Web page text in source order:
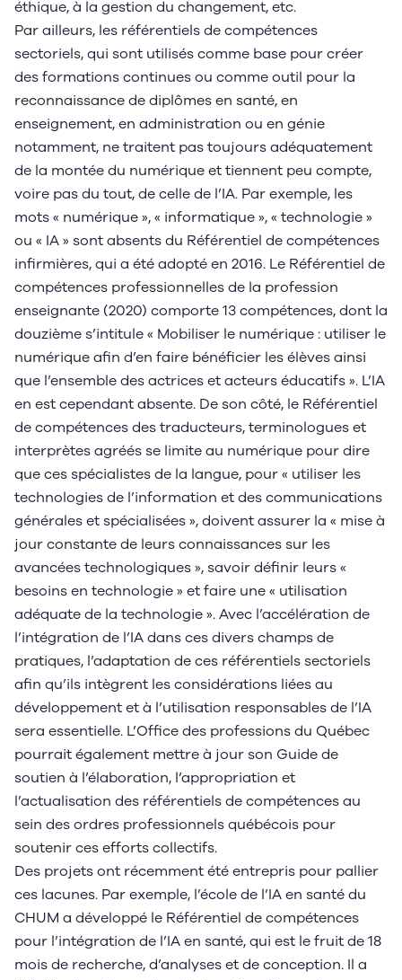
éthique, à la gestion du changement, etc.
Par ailleurs, les référentiels de compétences
sectoriels, qui sont utilisés comme base pour créer
des formations continues ou comme outil pour la
reconnaissance de diplômes en santé, en
enseignement, en administration ou en génie
notamment, ne traitent pas toujours adéquatement
de la montée du numérique et tiennent peu compte,
voire pas du tout, de celle de l’IA. Par exemple, les
mots « numérique », « informatique », « technologie »
ou « IA » sont absents du Référentiel de compétences
infirmières, qui a été adopté en 2016. Le Référentiel de
compétences professionnelles de la profession
enseignante (2020) comporte 13 compétences, dont la
douzième s’intitule « Mobiliser le numérique : utiliser le
numérique afin d’en faire bénéficier les élèves ainsi
que l’ensemble des actrices et acteurs éducatifs ». L’IA
en est cependant absente. De son côté, le Référentiel
de compétences des traducteurs, terminologues et
interprètes agréés se limite au numérique pour dire
que ces spécialistes de la langue, pour « utiliser les
technologies de l’information et des communications
générales et spécialisées », doivent assurer la « mise à
jour constante de leurs connaissances sur les
avancées technologiques », savoir définir leurs «
besoins en technologie » et faire une « utilisation
adéquate de la technologie ». Avec l’accélération de
l’intégration de l’IA dans ces divers champs de
pratiques, l’adaptation de ces référentiels sectoriels
afin qu’ils intègrent les considérations liées au
développement et à l’utilisation responsables de l’IA
sera essentielle. L’Office des professions du Québec
pourrait également mettre à jour son Guide de
soutien à l’élaboration, l’appropriation et
l’actualisation des référentiels de compétences au
sein des ordres professionnels québécois pour
soutenir ces efforts collectifs.
Des projets ont récemment été entrepris pour pallier
ces lacunes. Par exemple, l’école de l’IA en santé du
CHUM a développé le Référentiel de compétences
pour l’intégration de l’IA en santé, qui est le fruit de 18
mois de recherche, d’analyses et de conception. Il a